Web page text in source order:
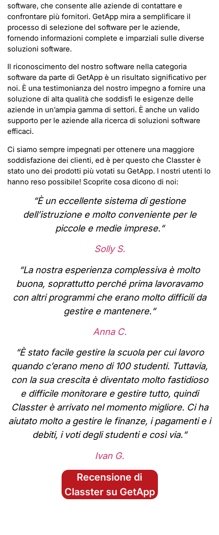
software, che consente alle aziende di contattare e
confrontare più fornitori. GetApp mira a semplificare il
processo di selezione del software per le aziende,
fornendo informazioni complete e imparziali sulle diverse
soluzioni software.
Il riconoscimento del nostro software nella categoria
software da parte di GetApp è un risultato significativo per
noi. È una testimonianza del nostro impegno a fornire una
soluzione di alta qualità che soddisfi le esigenze delle
aziende in un’ampia gamma di settori. È anche un valido
supporto per le aziende alla ricerca di soluzioni software
efficaci.
Ci siamo sempre impegnati per ottenere una maggiore
soddisfazione dei clienti, ed è per questo che Classter è
stato uno dei prodotti più votati su GetApp. I nostri utenti lo
hanno reso possibile! Scoprite cosa dicono di noi:
“È un eccellente sistema di gestione
dell’istruzione e molto conveniente per le
piccole e medie imprese.“
Solly S.
“La nostra esperienza complessiva è molto
buona, soprattutto perché prima lavoravamo
con altri programmi che erano molto difficili da
gestire e mantenere.“
Anna C.
“È stato facile gestire la scuola per cui lavoro
quando c’erano meno di 100 studenti. Tuttavia,
con la sua crescita è diventato molto fastidioso
e difficile monitorare e gestire tutto, quindi
Classter è arrivato nel momento migliore. Ci ha
aiutato molto a gestire le finanze, i pagamenti e i
debiti, i voti degli studenti e così via.“
Ivan G.
Recensione di
Classter su GetApp